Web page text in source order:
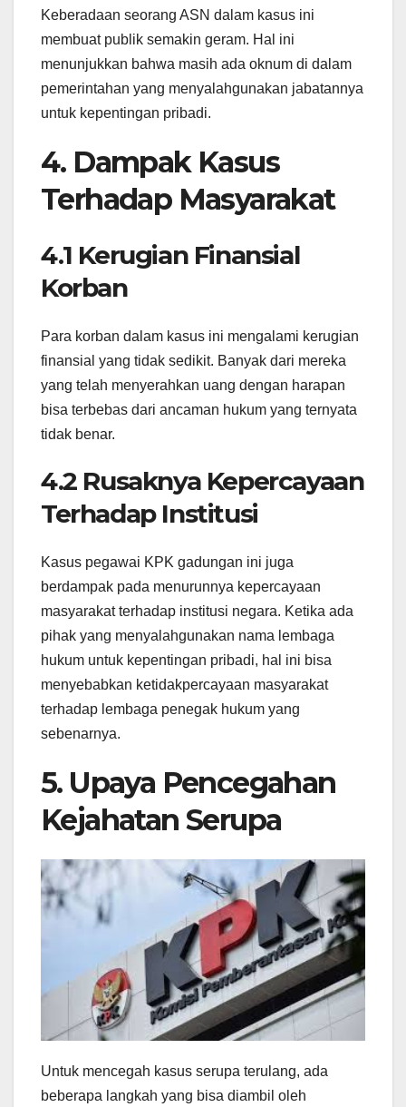
Keberadaan seorang ASN dalam kasus ini
membuat publik semakin geram. Hal ini
menunjukkan bahwa masih ada oknum di dalam
pemerintahan yang menyalahgunakan jabatannya
untuk kepentingan pribadi.
4. Dampak Kasus
Terhadap Masyarakat
4.1 Kerugian Finansial
Korban
Para korban dalam kasus ini mengalami kerugian
finansial yang tidak sedikit. Banyak dari mereka
yang telah menyerahkan uang dengan harapan
bisa terbebas dari ancaman hukum yang ternyata
tidak benar.
4.2 Rusaknya Kepercayaan
Terhadap Institusi
Kasus pegawai KPK gadungan ini juga
berdampak pada menurunnya kepercayaan
masyarakat terhadap institusi negara. Ketika ada
pihak yang menyalahgunakan nama lembaga
hukum untuk kepentingan pribadi, hal ini bisa
menyebabkan ketidakpercayaan masyarakat
terhadap lembaga penegak hukum yang
sebenarnya.
5. Upaya Pencegahan
Kejahatan Serupa
Untuk mencegah kasus serupa terulang, ada
beberapa langkah yang bisa diambil oleh